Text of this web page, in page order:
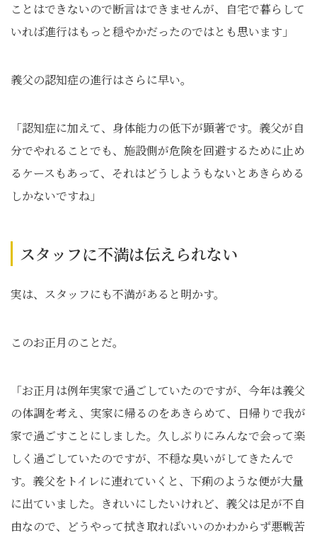
ことはできないので断言はできませんが、自宅で暮らして
いれば進行はもっと穏やかだったのではとも思います」
義父の認知症の進行はさらに早い。
「認知症に加えて、身体能力の低下が顕著です。義父が自
分でやれることでも、施設側が危険を回避するために止め
るケースもあって、それはどうしようもないとあきらめる
しかないですね」
スタッフに不満は伝えられない
実は、スタッフにも不満があると明かす。
このお正月のことだ。
「お正月は例年実家で過ごしていたのですが、今年は義父
の体調を考え、実家に帰るのをあきらめて、日帰りで我が
家で過ごすことにしました。久しぶりにみんなで会って楽
しく過ごしていたのですが、不穏な臭いがしてきたんで
す。義父をトイレに連れていくと、下痢のような便が大量
に出ていました。きれいにしたいけれど、義父は足が不自
由なので、どうやって拭き取ればいいのかわからず悪戦苦